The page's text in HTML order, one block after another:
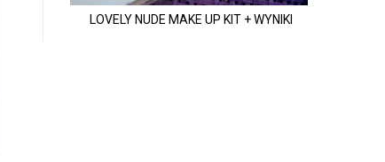
LOVELY NUDE MAKE UP KIT + WYNIKI